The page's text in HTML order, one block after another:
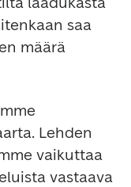
saa
määrä
Lehden
vaikuttaa
vastaava